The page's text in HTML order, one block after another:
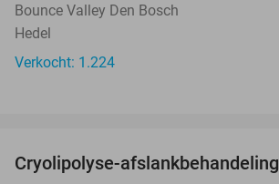
Bounce Valley Den Bosch
Hedel
Verkocht: 1.224
Cryolipolyse-afslankbehandeling